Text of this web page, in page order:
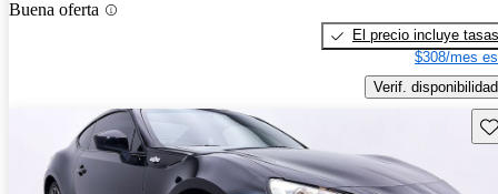
Buena oferta
El precio incluye tasas
$308/mes
Verif. disponibilidad